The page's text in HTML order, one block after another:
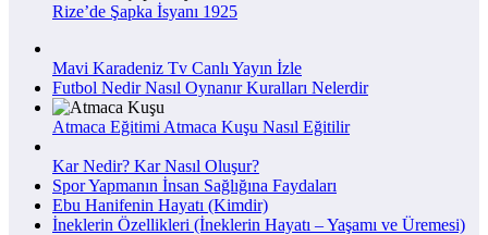
Rize’de Şapka İsyanı 1925
Mavi Karadeniz Tv Canlı Yayın İzle
Futbol Nedir Nasıl Oynanır Kuralları Nelerdir
Atmaca Eğitimi Atmaca Kuşu Nasıl Eğitilir
Kar Nedir? Kar Nasıl Oluşur?
Spor Yapmanın İnsan Sağlığına Faydaları
Ebu Hanifenin Hayatı (Kimdir)
İneklerin Özellikleri (İneklerin Hayatı – Yaşamı ve Üremesi)